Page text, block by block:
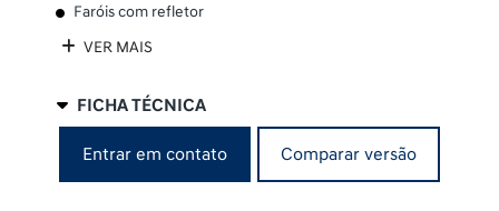
Faróis com refletor
VER MAIS
FICHA TÉCNICA
Entrar em contato Comparar versão